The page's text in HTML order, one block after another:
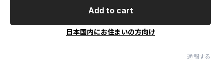
Add to cart
日本国内にお住まいの方向け
通報する